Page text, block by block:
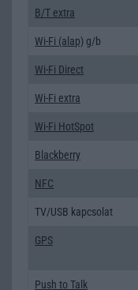
B/T extra
Wi-Fi (alap) g/b
Wi-Fi Direct
Wi-Fi extra
Wi-Fi HotSpot
Blackberry
NFC
TV/USB kapcsolat
GPS
Push to Talk